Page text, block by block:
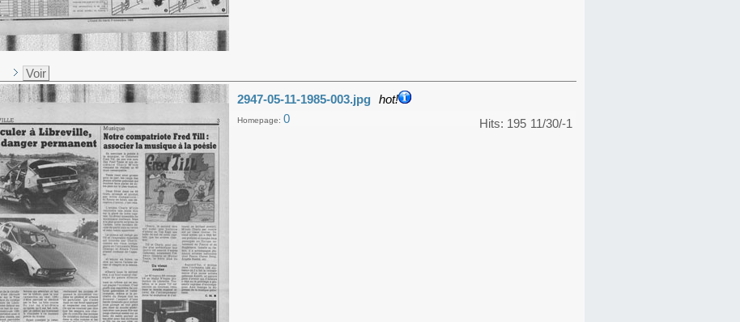
Voir
2947-05-11-1985-003.jpg hot!
11/30/-1
Hits: 195
Homepage: 0